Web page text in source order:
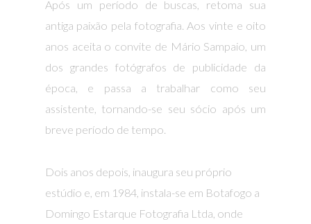
Após um período de buscas, retoma sua
antiga paixão pela fotografia. Aos vinte e oito
anos aceita o convite de Mário Sampaio, um
dos grandes fotógrafos de publicidade da
época, e passa a trabalhar como seu
assistente, tornando-se seu sócio após um
breve período de tempo.
Dois anos depois, inaugura seu próprio
estúdio e, em 1984, instala-se em Botafogo a
Domingo Estarque Fotografia Ltda, onde